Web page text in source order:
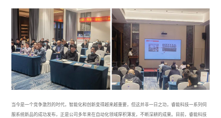
当今是一个竞争激烈的时代，智能化和创新变得越来越重要，但这并非一日之功，睿能科技一系列伺
服系统新品的成功发布，正是公司多年来在自动化领域厚积薄发，不断深耕的成果。目前，睿能科技